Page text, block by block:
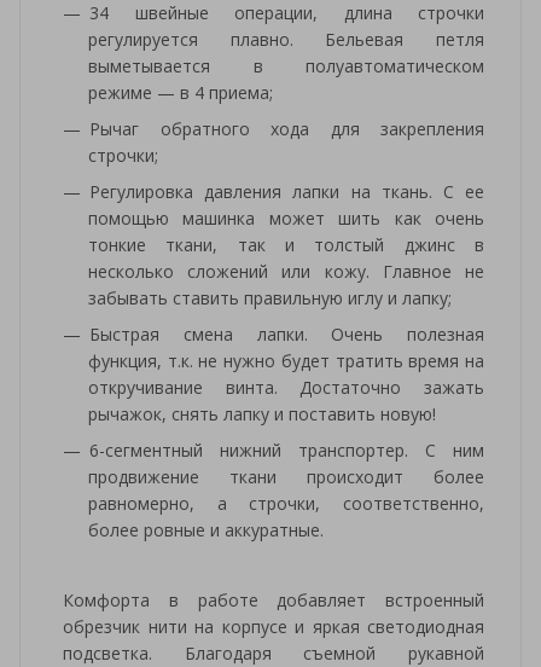
34 швейные операции, длина строчки
регулируется плавно. Бельевая петля
выметывается в полуавтоматическом
режиме — в 4 приема;
Рычаг обратного хода для закрепления
строчки;
Регулировка давления лапки на ткань. С ее
помощью машинка может шить как очень
тонкие ткани, так и толстый джинс в
несколько сложений или кожу. Главное не
забывать ставить правильную иглу и лапку;
Быстрая смена лапки. Очень полезная
функция, т.к. не нужно будет тратить время на
откручивание винта. Достаточно зажать
рычажок, снять лапку и поставить новую!
6-сегментный нижний транспортер. С ним
продвижение ткани происходит более
равномерно, а строчки, соответственно,
более ровные и аккуратные.
Комфорта в работе добавляет встроенный
обрезчик нити на корпусе и яркая светодиодная
подсветка. Благодаря съемной рукавной